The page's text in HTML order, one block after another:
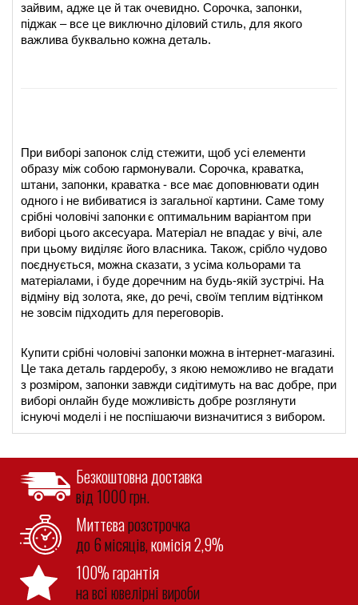
зайвим, адже це й так очевидно. Сорочка, запонки,
піджак – все це виключно діловий стиль, для якого
важлива буквально кожна деталь.
При виборі запонок слід стежити, щоб усі елементи
образу між собою гармонували. Сорочка, краватка,
штани, запонки, краватка - все має доповнювати один
одного і не вибиватися із загальної картини. Саме тому
срібні чоловічі запонкиє оптимальним варіантом при
виборі цього аксесуара. Матеріал не впадає у вічі, але
при цьому виділяє його власника. Також, срібло чудово
поєднується, можна сказати, з усіма кольорами та
матеріалами, і буде доречним на будь-якій зустрічі. На
відміну від золота, яке, до речі, своїм теплим відтінком
не зовсім підходить для переговорів.
Купити срібні чоловічі запонки можна в інтернет-магазині.
Це така деталь гардеробу, з якою неможливо не вгадати
з розміром, запонки завжди сидітимуть на вас добре, при
виборі онлайн буде можливість добре розглянути
існуючі моделі і не поспішаючи визначитися з вибором.
Безкоштовна доставка
від 1000 грн.
Миттєварозстрочка
до 6 місяців,комісія 2,9%
100% гарантія
на всі ювелірні вироби